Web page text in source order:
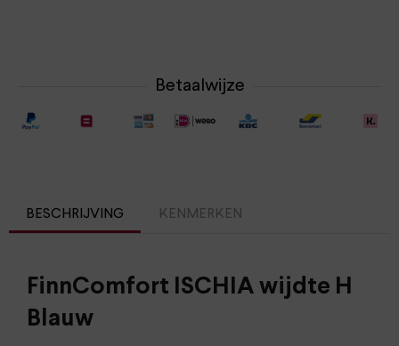
Betaalwijze
BESCHRIJVING KENMERKEN
FinnComfort ISCHIA wijdte H
Blauw